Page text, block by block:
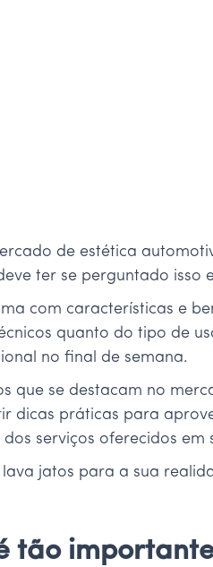
de estética
ter se perguntado isso
com características e
quanto do tipo de
no final de semana.
que se destacam no
dicas práticas para
serviços oferecidos em
jatos para a sua
tão